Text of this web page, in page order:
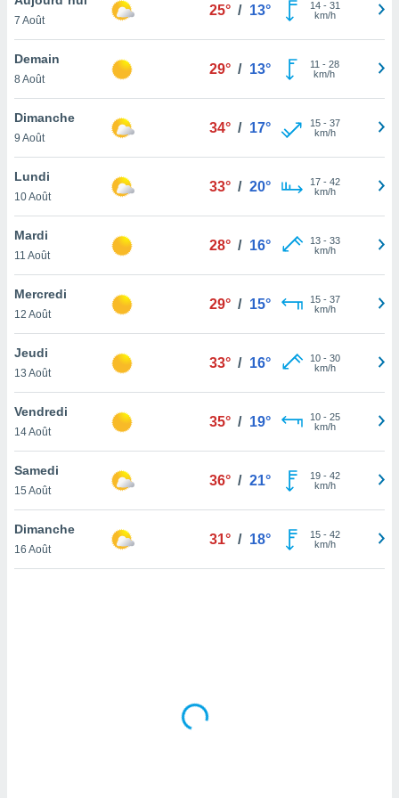
et
»,
au
vous
qu'ils
ou
le
ainsi
un
la
du
en
de
7 Août
25° / 13° 14- 31
km/h
Demain
8 Août
29° / 13° 11 - 28
km/h
Dimanche
9 Août
34° / 17° 15- 37
km/h
Lundi
10 Août
33° / 20° 17- 42
km/h
Mardi
11 Août
28° / 16° 13- 33
km/h
Mercredi
12 Août
29° / 15° 15- 37
km/h
Jeudi
13 Août
33° / 16° 10- 30
km/h
Vendredi
14 Août
35° / 19° 10- 25
km/h
Samedi
15 Août
36° / 21° 19- 42
km/h
Dimanche
16 Août
31° / 18° 15- 42
km/h